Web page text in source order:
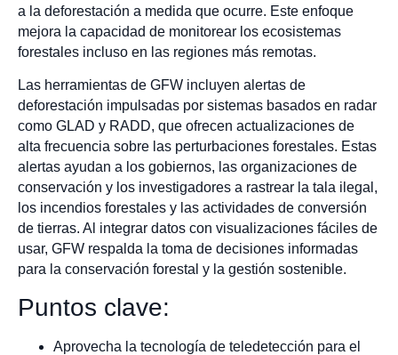
a la deforestación a medida que ocurre. Este enfoque
mejora la capacidad de monitorear los ecosistemas
forestales incluso en las regiones más remotas.
Las herramientas de GFW incluyen alertas de
deforestación impulsadas por sistemas basados en radar
como GLAD y RADD, que ofrecen actualizaciones de
alta frecuencia sobre las perturbaciones forestales. Estas
alertas ayudan a los gobiernos, las organizaciones de
conservación y los investigadores a rastrear la tala ilegal,
los incendios forestales y las actividades de conversión
de tierras. Al integrar datos con visualizaciones fáciles de
usar, GFW respalda la toma de decisiones informadas
para la conservación forestal y la gestión sostenible.
Puntos clave:
Aprovecha la tecnología de teledetección para el